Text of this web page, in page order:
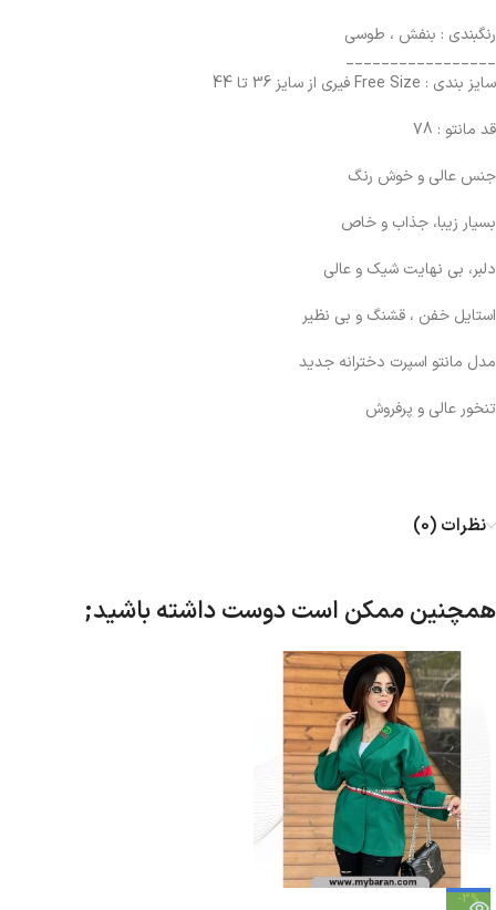
رنگبندی : بنفش ، طوسي
_________________
سايز بندی : Free Size فيری از سايز 36 تا 44
قد مانتو : 78
جنس عالی و خوش رنگ
بسیار زیبا، جذاب و خاص
دلبر، بی نهایت شیک و عالی
استایل خفن ، قشنگ و بی نظیر
مدل مانتو اسپرت دخترانه جدید
تنخور عالی و پرفروش
نظرات (0)
همچنین ممکن است دوست داشته باشید;
-3%